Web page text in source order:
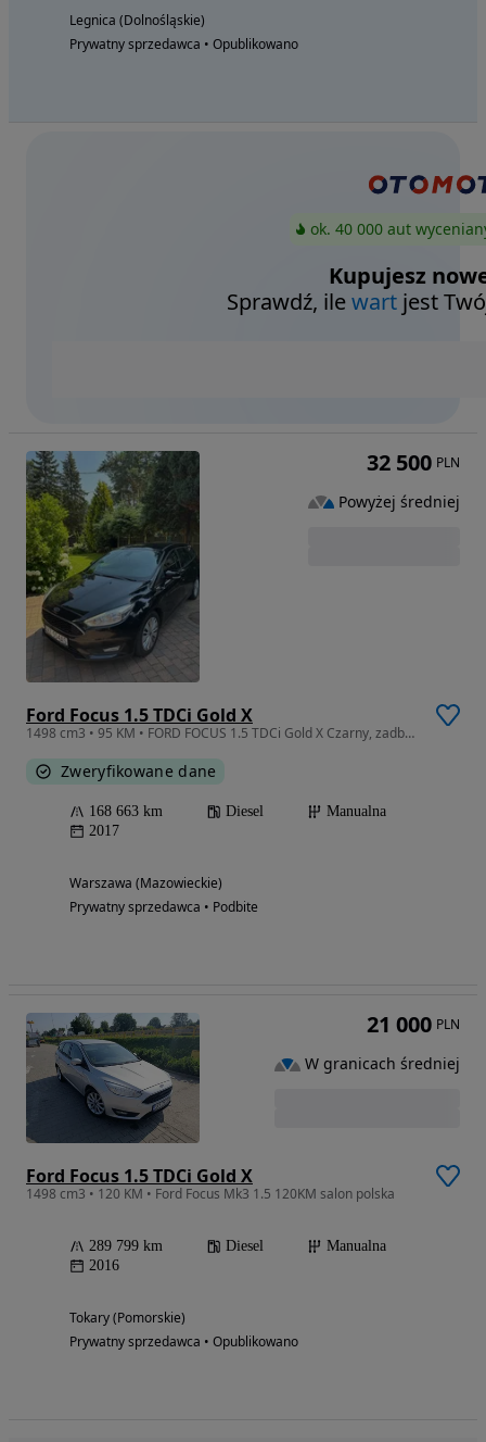
Legnica (Dolnośląskie)
Prywatny sprzedawca • Opublikowano
ok. 40 000 aut
Kupujesz
Sprawdź, ilewart jest
Ford Focus 1.5 TDCi Gold X
1498 cm3 • 95 KM • FORD FOCUS 1.5 TDCi Gold X Czarny, zadbany,
Zweryfikowane dane
168 663 km Diesel
Manualna
2017
Warszawa (Mazowieckie)
Prywatny sprzedawca • Podbite
32 500 PLN
Powyżej średniej
Ford Focus 1.5 TDCi Gold X
1498 cm3 • 120 KM • Ford Focus Mk3 1.5 120KM salon polska
289 799 km Diesel
Manualna
2016
Tokary (Pomorskie)
Prywatny sprzedawca • Opublikowano
21 000 PLN
W granicach średniej